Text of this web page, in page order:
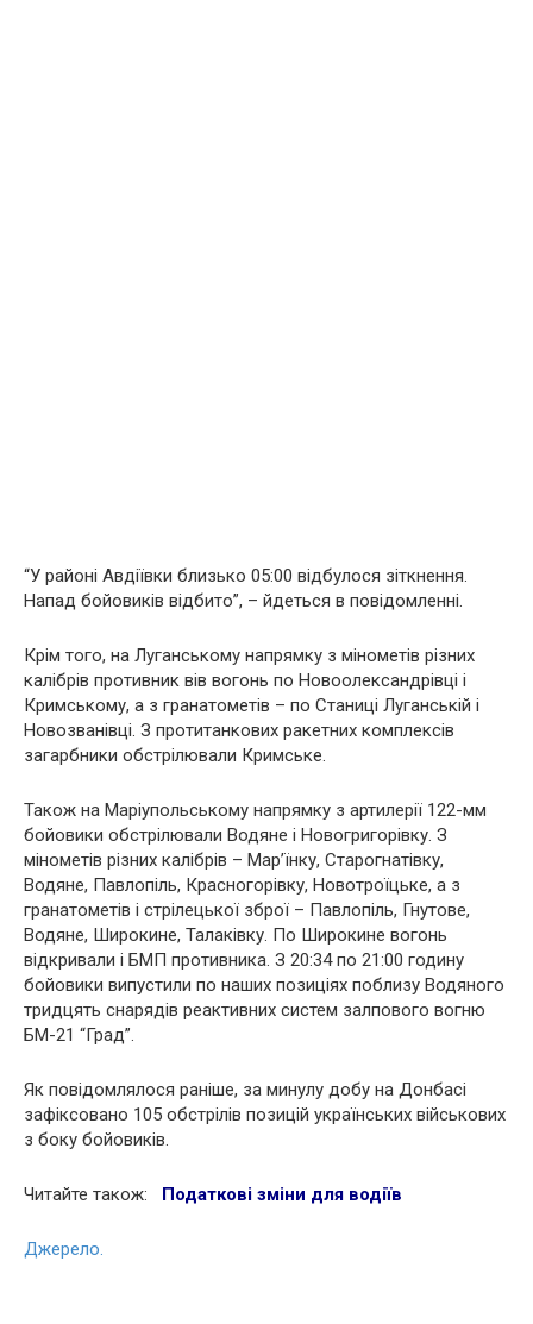
“У районі Авдіївки близько 05:00 відбулося зіткнення.
Напад бойовиків відбито”, – йдеться в повідомленні.
Крім того, на Луганському напрямку з мінометів різних
калібрів противник вів вогонь по Новоолександрівці і
Кримському, а з гранатометів – по Станиці Луганській і
Новозванівці. З протитанкових ракетних комплексів
загарбники обстрілювали Кримське.
Також на Маріупольському напрямку з артилерії 122-мм
бойовики обстрілювали Водяне і Новогригорівку. З
мінометів різних калібрів – Мар’їнку, Старогнатівку,
Водяне, Павлопіль, Красногорівку, Новотроїцьке, а з
гранатометів і стрілецької зброї – Павлопіль, Гнутове,
Водяне, Широкине, Талаківку. По Широкине вогонь
відкривали і БМП противника. З 20:34 по 21:00 годину
бойовики випустили по наших позиціях поблизу Водяного
тридцять снарядів реактивних систем залпового вогню
БМ-21 “Град”.
Як повідомлялося раніше, за минулу добу на Донбасі
зафіксовано 105 обстрілів позицій українських військових
з боку бойовиків.
Читайте також: Податкові зміни для водіїв
Джерело.